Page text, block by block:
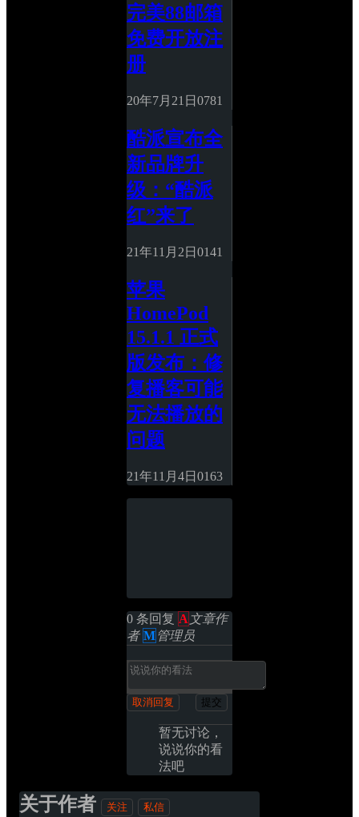
完美88邮箱
免费开放注
册
20年7月21日 0781
酷派宣布全
新品牌升
级：“酷派
红”来了
21年11月2日 0141
苹果
HomePod
15.1.1 正式
版发布：修
复播客可能
无法播放的
问题
21年11月4日 0163
0 条回复 A 文章作
者 M 管理员
取消回复 提交
暂无讨论，
说说你的看
法吧
关于作者 关注 私信